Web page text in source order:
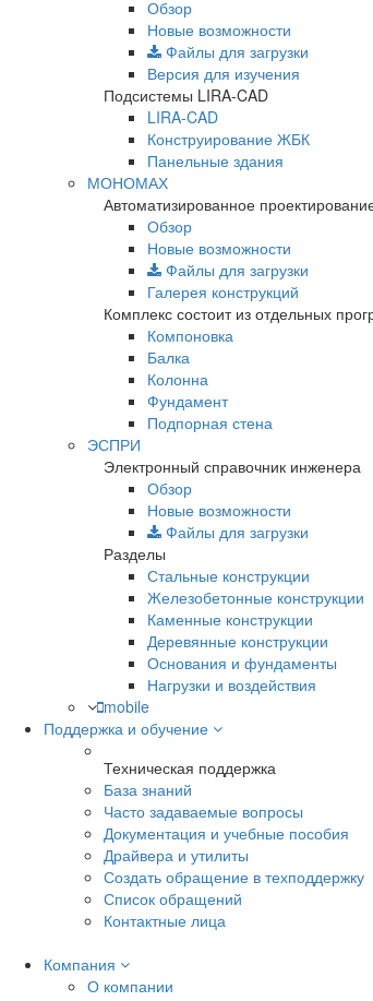
Обзор
Новые возможности
Файлы для загрузки
Версия для изучения
Подсистемы LIRA-CAD
LIRA-CAD
Конструирование ЖБК
Панельные здания
МОНОМАХ
Автоматизированное
Обзор
Новые возможности
Файлы для загрузки
Галерея конструкций
Комплекс состоит из отдельных
Компоновка
Балка
Колонна
Фундамент
Подпорная стена
ЭСПРИ
Электронный справочник инженера
Обзор
Новые возможности
Файлы для загрузки
Разделы
Стальные конструкции
Железобетонные конструкции
Каменные конструкции
Деревянные конструкции
Основания и фундаменты
Нагрузки и воздействия
mobile
Поддержка и обучение
Техническая поддержка
База знаний
Часто задаваемые вопросы
Документация и учебные пособия
Драйвера и утилиты
Создать обращение в техподдержку
Список обращений
Контактные лица
Компания
О компании